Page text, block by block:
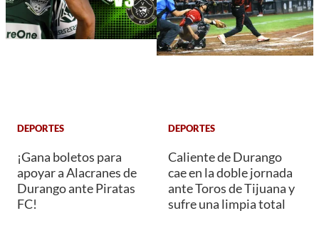
DEPORTES
¡Gana boletos para
apoyar a Alacranes de
Durango ante Piratas
FC!
DEPORTES
Caliente de Durango
cae en la doble jornada
ante Toros de Tijuana y
sufre una limpia total